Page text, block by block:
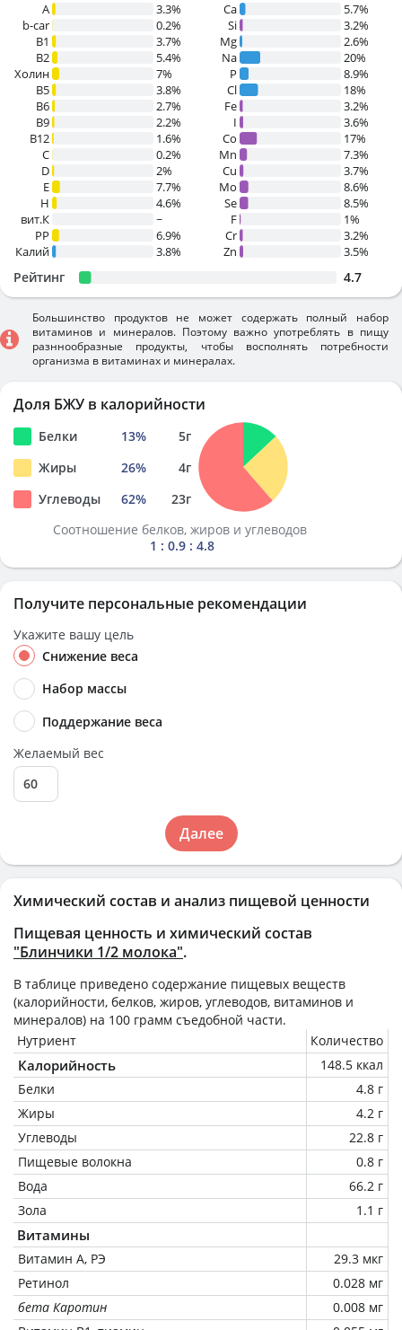
Химический состав и анализ пищевой ценности
Пищевая ценность и химический состав
"Блинчики 1/2 молока".
В таблице приведено содержание пищевых веществ
(калорийности, белков, жиров, углеводов, витаминов и
минералов) на 100 грамм съедобной части.
Нутриент
Количество
Калорийность
148.5 ккал
Белки
4.8 г
Жиры
4.2 г
Углеводы
22.8 г
Пищевые волокна
0.8 г
Вода
66.2 г
Зола
1.1 г
Витамины
Витамин А, РЭ
29.3 мкг
Ретинол
0.028 мг
бета Каротин
0.008 мг
A
3.3%
b-car
0.2%
В1
3.7%
B2
5.4%
Холин
7%
B5
3.8%
B6
2.7%
B9
2.2%
B12
1.6%
C
0.2%
D
2%
E
7.7%
H
4.6%
вит.К
~
PP
6.9%
Калий
3.8%
Ca
5.7%
Si
3.2%
Mg
2.6%
Na
20%
P
8.9%
Cl
18%
Fe
3.2%
I
3.6%
Co
17%
Mn
7.3%
Cu
3.7%
Mo
8.6%
Se
8.5%
F
1%
Cr
3.2%
Zn
3.5%
Рейтинг 4.7
Большинство продуктов не может содержать полный набор
витаминов и минералов. Поэтому важно употреблять в пищу
разннообразные продукты, чтобы восполнять потребности
организма в витаминах и минералах.
Доля БЖУ в калорийности
Белки 13% 5г
Жиры
26% 4г
Углеводы
62% 23г
Соотношение белков, жиров и углеводов
1 : 0.9 : 4.8
Получите персональные рекомендации
Укажите вашу цель
Снижение веса
Набор массы
Поддержание веса
Желаемый вес
Далее